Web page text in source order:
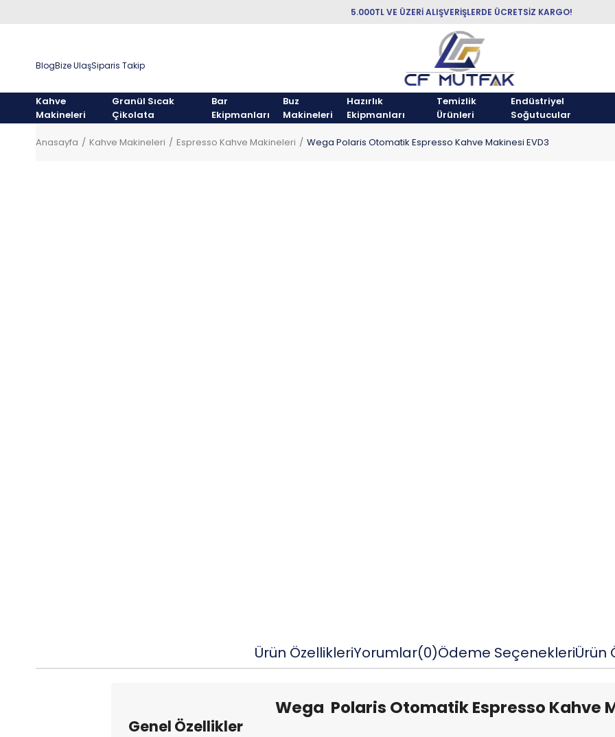
5.000TL VE ÜZERİ ALIŞVERİŞLERDE ÜCRETSİZ KARGO!
BlogBize UlaşSiparis Takip
Kahve
Makineleri
Granül Sıcak
Çikolata
Bar
Ekipmanları
Buz
Makineleri
Hazırlık
Ekipmanları
Temizlik
Ürünleri
Endüstriyel
Soğutucular
Anasayfa Kahve Makineleri Espresso Kahve Makineleri Wega Polaris Otomatik Espresso Kahve Makinesi EVD3
Ürün ÖzellikleriYorumlar(0)Ödeme SeçenekleriÜrün
Wega Polaris Otomatik Espresso Kahve
Genel Özellikler